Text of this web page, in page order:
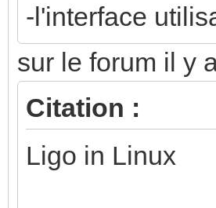
-l'interface
sur le forum il y
Citation :
Ligo in Linux